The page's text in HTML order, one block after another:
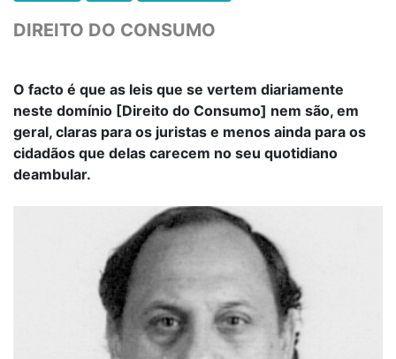
DIREITO DO CONSUMO
O facto é que as leis que se vertem diariamente
neste domínio [Direito do Consumo] nem são, em
geral, claras para os juristas e menos ainda para os
cidadãos que delas carecem no seu quotidiano
deambular.